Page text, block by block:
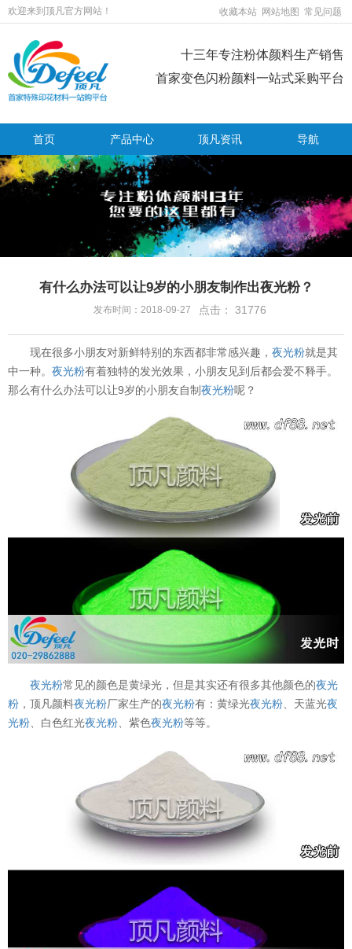
欢迎来到顶凡官方网站！ 收藏本站 网站地图 常见问题
十三年专注粉体颜料生产销售
首家变色闪粉颜料一站式采购平台
首页 产品中心 顶凡资讯 导航
有什么办法可以让9岁的小朋友制作出夜光粉？
发布时间：2018-09-27 点击： 31776
现在很多小朋友对新鲜特别的东西都非常感兴趣， 夜光粉就是其
中一种。 夜光粉有着独特的发光效果，小朋友见到后都会爱不释手。
那么有什么办法可以让9岁的小朋友自制夜光粉呢？
夜光粉常见的颜色是黄绿光，但是其实还有很多其他颜色的夜光
粉 ，顶凡颜料夜光粉厂家生产的夜光粉有：黄绿光夜光粉 、天蓝光夜
光粉 、白色红光夜光粉 、紫色夜光粉等等。